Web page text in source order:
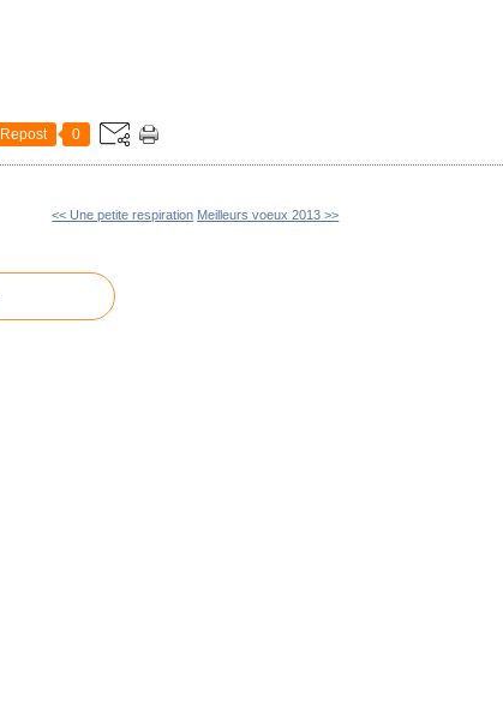
Repost 0
<< Une petite respiration Meilleurs voeux 2013 >>